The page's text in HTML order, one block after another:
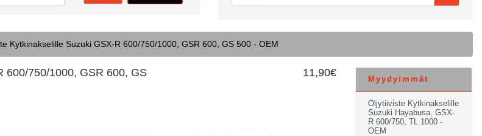
Kytkinakselille Suzuki GSX-R 600/750/1000, GSR 600, GS 500 - OEM
600/750/1000, GSR 600, GS
11,90€
Myydyimmät
Öljytiiviste Kytkinakselille
Suzuki Hayabusa, GSX-
R 600/750, TL 1000 -
OEM